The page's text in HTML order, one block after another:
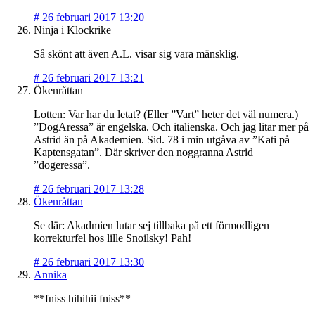
# 26 februari 2017 13:20
Ninja i Klockrike
Så skönt att även A.L. visar sig vara mänsklig.
# 26 februari 2017 13:21
Ökenråttan
Lotten: Var har du letat? (Eller ”Vart” heter det väl numera.)
”DogAressa” är engelska. Och italienska. Och jag litar mer på
Astrid än på Akademien. Sid. 78 i min utgåva av ”Kati på
Kaptensgatan”. Där skriver den noggranna Astrid
”dogeressa”.
# 26 februari 2017 13:28
Ökenråttan
Se där: Akadmien lutar sej tillbaka på ett förmodligen
korrekturfel hos lille Snoilsky! Pah!
# 26 februari 2017 13:30
Annika
**fniss hihihii fniss**